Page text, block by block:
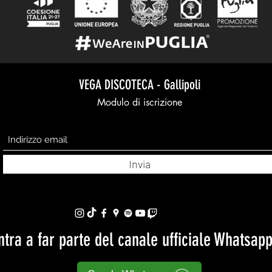
VEGA DISCOTECA - Gallipoli
Modulo di iscrizione
Invia
a far parte del canale ufficiale Whatsapp